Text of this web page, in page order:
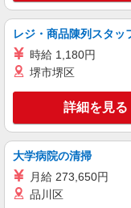
看
夜勤
★★
★★
〇土
年末
台
キープ
派遣社員
株式会社メディカル・ワ
レジ・商品陳列スタッ
時給 1,180円
堺市堺区
詳細を見る
大学病院の清掃
月給 273,650円
品川区